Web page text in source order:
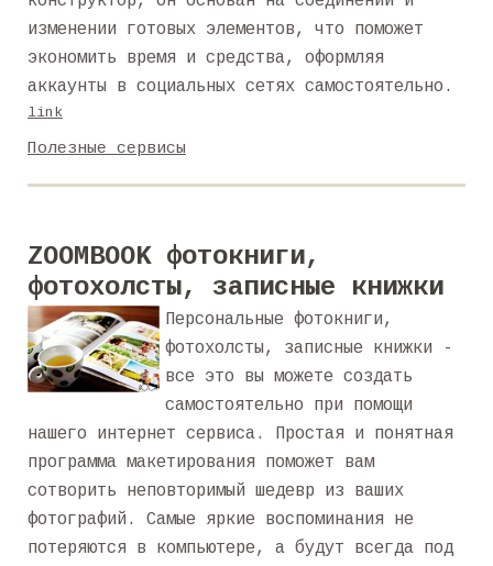
изменении готовых элементов, что поможет
экономить время и средства, оформляя
аккаунты в социальных сетях самостоятельно.
link
Полезные сервисы
ZOOMBOOK фотокниги,
фотохолсты, записные книжки
Персональные фотокниги,
фотохолсты, записные книжки -
все это вы можете создать
самостоятельно при помощи
нашего интернет сервиса. Простая и понятная
программа макетирования поможет вам
сотворить неповторимый шедевр из ваших
фотографий. Самые яркие воспоминания не
потеряются в компьютере, а будут всегда под